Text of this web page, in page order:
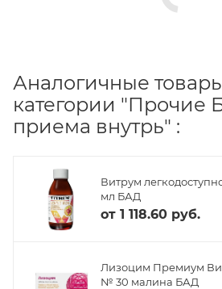
Аналогичные
категории "Прочие
приема внутрь" :
Витрум
мл БАД
от 1 118.60 руб.
Лизоцим Премиум
№ 30 малина БАД